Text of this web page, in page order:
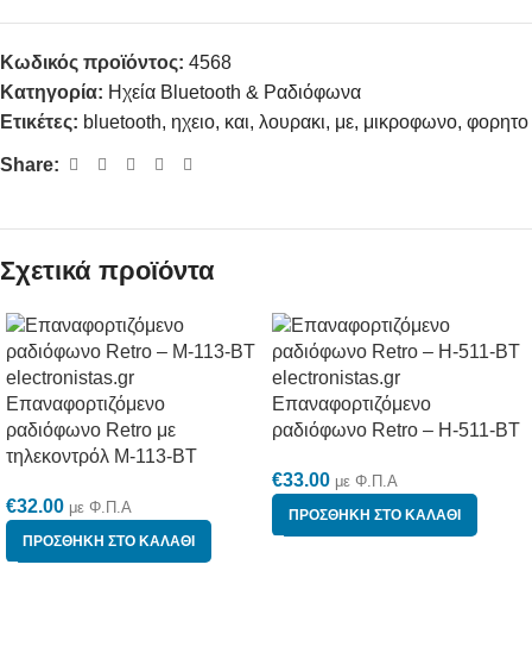
Κωδικός προϊόντος: 4568
Κατηγορία: Ηχεία Bluetooth & Ραδιόφωνα
Ετικέτες: bluetooth, ηχειο, και, λουρακι, με, μικροφωνο, φορητο
Share:
Σχετικά προϊόντα
Επαναφορτιζόμενο
ραδιόφωνο Retro με
τηλεκοντρόλ M-113-BT
€32.00 με Φ.Π.Α
ΠΡΟΣΘΉΚΗ ΣΤΟ ΚΑΛΆΘΙ
Επαναφορτιζόμενο
ραδιόφωνο Retro – H-511-BT
€33.00 με Φ.Π.Α
ΠΡΟΣΘΉΚΗ ΣΤΟ ΚΑΛΆΘΙ